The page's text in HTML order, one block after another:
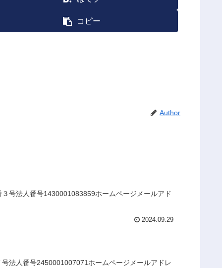
コピー
Author
号法人番号1430001083859ホームページメールアド
2024.09.29
法人番号2450001007071ホームページメールアドレ